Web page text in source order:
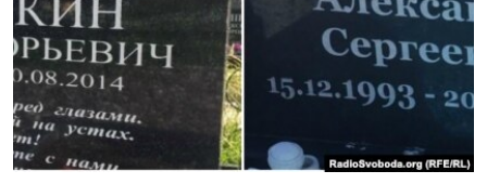
КУЛЬТУРА
КАЛЯНДАР
МОВА
НА ХВАЛЯХ СВАБОДЫ